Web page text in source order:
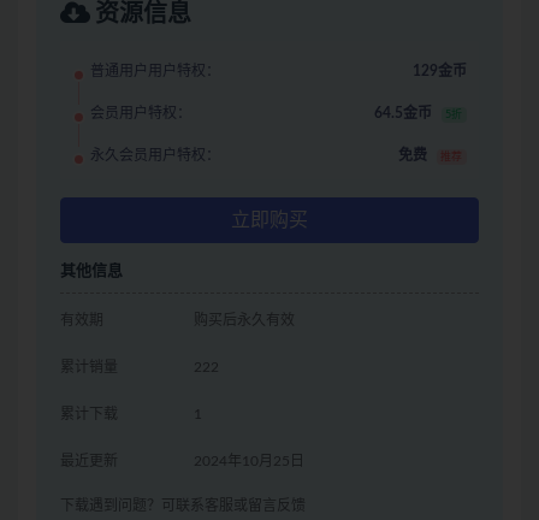
资源信息
普通用户用户特权： 129金币
会员用户特权： 64.5金币 5折
永久会员用户特权： 免费 推荐
立即购买
其他信息
有效期 购买后永久有效
累计销量 222
累计下载 1
最近更新 2024年10月25日
下载遇到问题？可联系客服或留言反馈